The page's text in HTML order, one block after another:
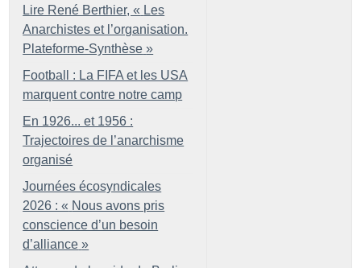
Lire René Berthier, « Les
Anarchistes et l’organisation.
Plateforme-Synthèse »
Football : La FIFA et les USA
marquent contre notre camp
En 1926... et 1956 :
Trajectoires de l’anarchisme
organisé
Journées écosyndicales
2026 : « Nous avons pris
conscience d’un besoin
d’alliance »